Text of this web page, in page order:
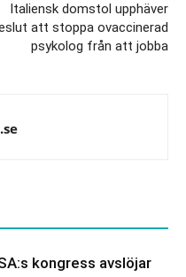
Italiensk domstol upphäver
att stoppa ovaccinerad
psykolog från att jobba
kongress avslöjar